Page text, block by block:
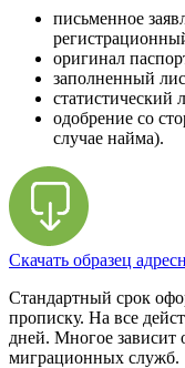
письменное
оригинал
заполненный
статистический
одобрение со
случае найма).
Скачать образец
Стандартный срок
прописку. На все
дней. Многое зависит
миграционных служб.